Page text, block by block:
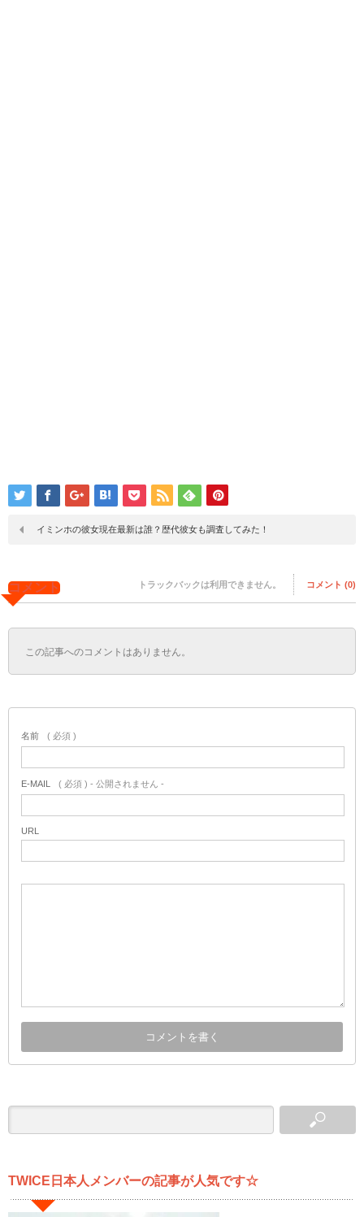
イミンホの彼女現在最新は誰？歴代彼女も調査してみた！
コメント トラックバックは利用できません。 コメント (0)
この記事へのコメントはありません。
名前 ( 必須 )
E-MAIL ( 必須 ) - 公開されません -
URL
TWICE日本人メンバーの記事が人気です☆